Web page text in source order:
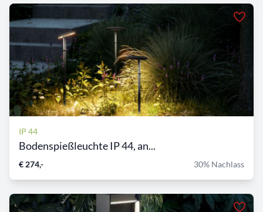
IP 44
Bodenspießleuchte IP 44, an...
€ 274,- 30% Nachlass